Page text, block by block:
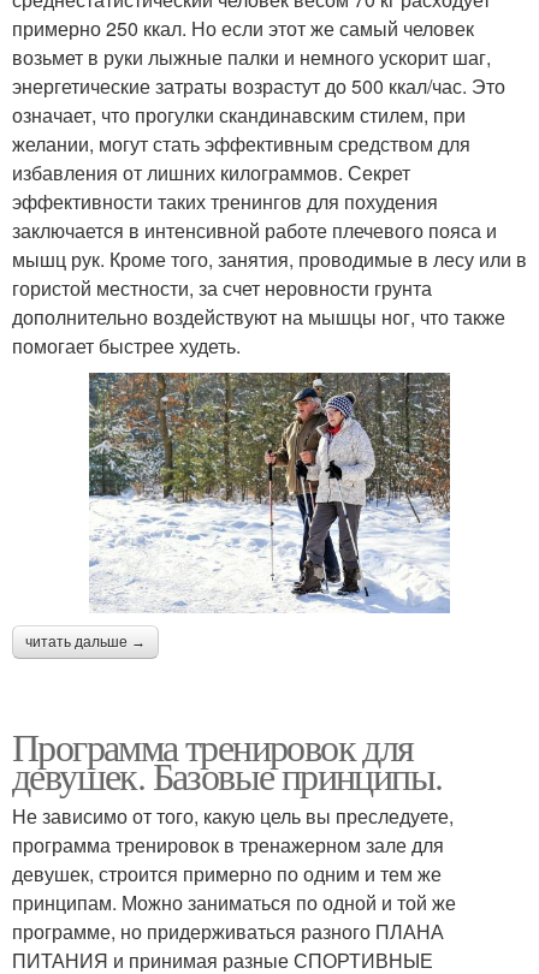
примерно 250 ккал. Но если этот же самый человек
возьмет в руки лыжные палки и немного ускорит шаг,
энергетические затраты возрастут до 500 ккал/час. Это
означает, что прогулки скандинавским стилем, при
желании, могут стать эффективным средством для
избавления от лишних килограммов. Секрет
эффективности таких тренингов для похудения
заключается в интенсивной работе плечевого пояса и
мышц рук. Кроме того, занятия, проводимые в лесу или в
гористой местности, за счет неровности грунта
дополнительно воздействуют на мышцы ног, что также
помогает быстрее худеть.
читать дальше →
Программа тренировок для
девушек. Базовые принципы.
Не зависимо от того, какую цель вы преследуете,
программа тренировок в тренажерном зале для
девушек, строится примерно по одним и тем же
принципам. Можно заниматься по одной и той же
программе, но придерживаться разного ПЛАНА
ПИТАНИЯ и принимая разные СПОРТИВНЫЕ